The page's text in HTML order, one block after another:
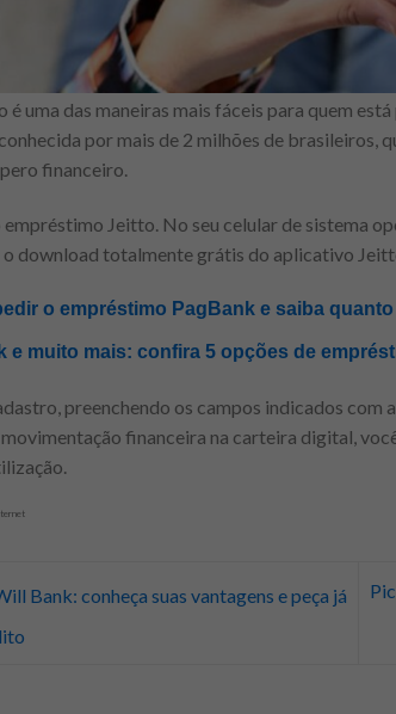
uma das maneiras mais fáceis para quem
por mais de 2 milhões de brasileiros,
financeiro.
Jeitto. No seu celular de sistema
o download totalmente grátis do aplicativo
o empréstimo PagBank e saiba
e muito mais: confira 5 opções de
preenchendo os campos indicados com
movimentação financeira na carteira digital,
Bank: conheça suas vantagens e peça já